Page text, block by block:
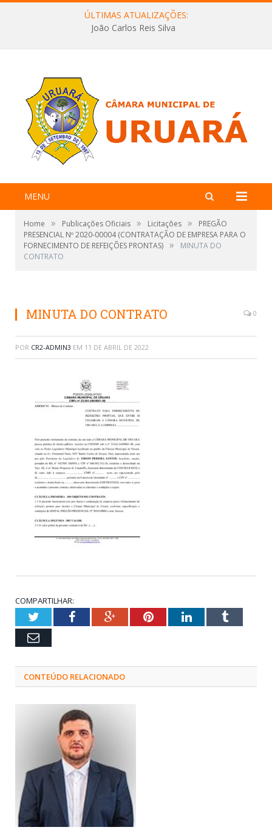
ÚLTIMAS ATUALIZAÇÕES:
João Carlos Reis Silva
MENU
Home » Publicações Oficiais » Licitações »
PREGÃO
PRESENCIAL Nº 2020-00004 (CONTRATAÇÃO DE EMPRESA PARA O
FORNECIMENTO DE REFEIÇÕES PRONTAS) »
MINUTA DO
CONTRATO
MINUTA DO CONTRATO 0
POR CR2-ADMIN3 EM 11 DE ABRIL DE 2022
COMPARTILHAR:
TwitterFacebookGoogle+PinterestLinkedInTumblr
Email
CONTEÚDO RELACIONADO